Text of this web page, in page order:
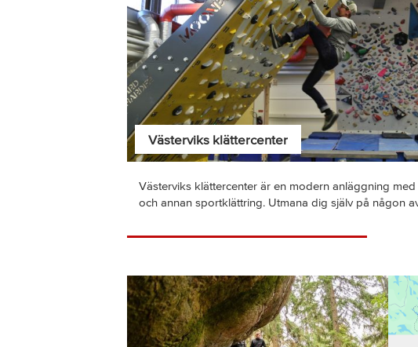
Västerviks klättercenter
Västerviks klättercenter är en modern anläggning
och annan sportklättring. Utmana dig själv på någon